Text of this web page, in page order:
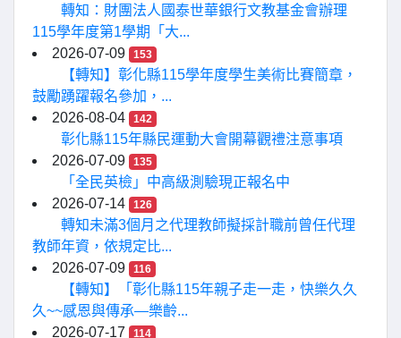
轉知：財團法人國泰世華銀行文教基金會辦理
115學年度第1學期「大...
2026-07-09
153
【轉知】彰化縣115學年度學生美術比賽簡章，
鼓勵踴躍報名參加，...
2026-08-04
142
彰化縣115年縣民運動大會開幕觀禮注意事項
2026-07-09
135
「全民英檢」中高級測驗現正報名中
2026-07-14
126
轉知未滿3個月之代理教師擬採計職前曾任代理
教師年資，依規定比...
2026-07-09
116
【轉知】「彰化縣115年親子走一走，快樂久久
久~~感恩與傳承—樂齡...
2026-07-17
114